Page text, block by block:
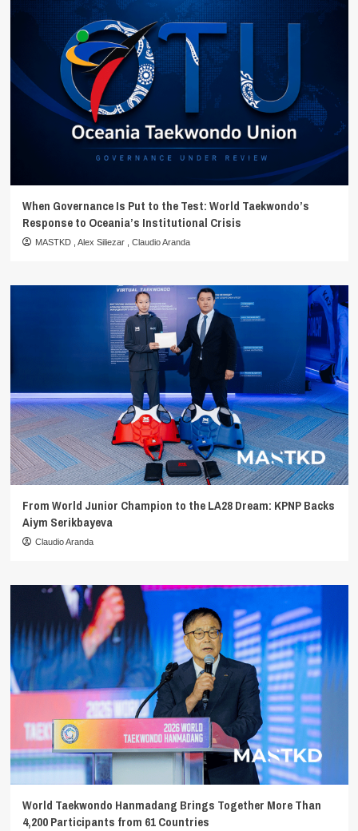
When Governance Is Put to the Test: World Taekwondo’s
Response to Oceania’s Institutional Crisis
MASTKD Alex Siliezar Claudio Aranda
From World Junior Champion to the LA28 Dream: KPNP Backs
Aiym Serikbayeva
Claudio Aranda
World Taekwondo Hanmadang Brings Together More Than
4,200 Participants from 61 Countries